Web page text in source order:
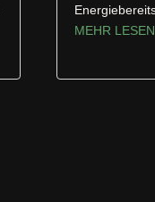
MEHR